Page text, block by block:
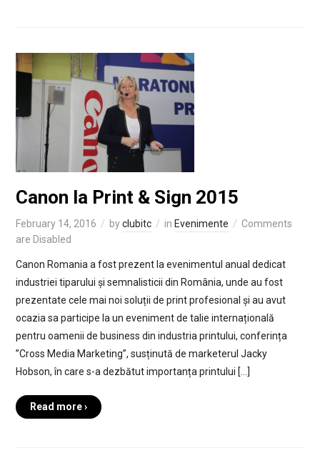
Canon la Print & Sign 2015
February 14, 2016 byclubitc in Evenimente
Comments
are Disabled
Canon Romania a fost prezent la evenimentul anual dedicat
industriei tiparului și semnalisticii din România, unde au fost
prezentate cele mai noi soluții de print profesional și au avut
ocazia sa participe la un eveniment de talie internațională
pentru oamenii de business din industria printului, conferința
”Cross Media Marketing”, susținută de marketerul Jacky
Hobson, în care s-a dezbătut importanța printului […]
Read more ›